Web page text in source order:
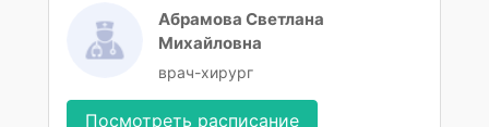
Абрамова Светлана
Михайловна
врач-хирург
Посмотреть расписание